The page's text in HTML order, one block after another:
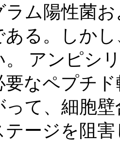
ラム陽性菌
ある。しか
。 アンピシ
要なペプチ
って、細胞
テージを阻